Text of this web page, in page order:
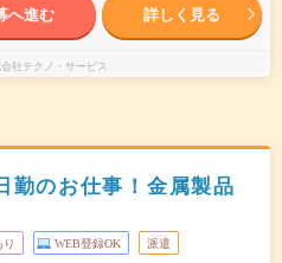
へ進む 詳しく見る
社テクノ・サービス
勤のお仕事！金属製品
WEB登録OK 派遣